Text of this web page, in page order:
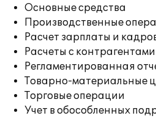
Основные средства
Производственные
Расчет зарплаты и
Расчеты с контрагентами
Регламентированная
Товарно-материальные
Торговые операции
Учет в обособленных